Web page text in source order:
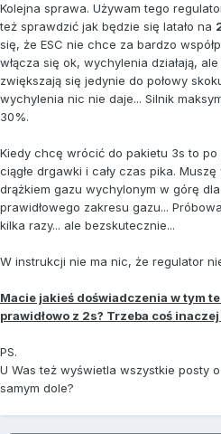
Kolejna sprawa. Używam tego
też sprawdzić jak będzie się latało na
się, że ESC nie chce za bardzo
włącza się ok, wychylenia działają,
zwiększają się jedynie do połowy
wychylenia nic nie daje... Silnik
30%.
Kiedy chcę wrócić do pakietu 3s to po
ciągłe drgawki i cały czas pika.
drążkiem gazu wychylonym w górę
prawidłowego zakresu gazu...
kilka razy... ale bezskutecznie...
W instrukcji nie ma nic, że regulator
Macie jakieś doświadczenia w tym
prawidłowo z 2s? Trzeba coś
PS.
U Was też wyświetla wszystkie posty
samym dole?